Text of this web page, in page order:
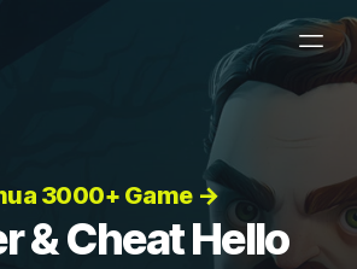
3000+ Game →
& Cheat Hello